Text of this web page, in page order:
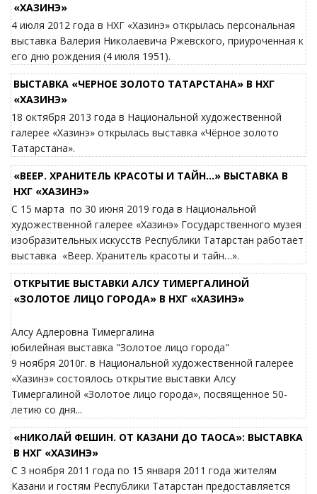
«ХАЗИНЭ»
4 июля 2012 года в НХГ «Хазинэ» открылась персональная
выставка Валерия Николаевича Ржевского, приуроченная к
его дню рождения (4 июля 1951).
ВЫСТАВКА «ЧЕРНОЕ ЗОЛОТО ТАТАРСТАНА» В НХГ
«ХАЗИНЭ»
18 октября 2013 года в Национальной художественной
галерее «Хазинэ» открылась выставка «Чёрное золото
Татарстана».
«ВЕЕР. ХРАНИТЕЛЬ КРАСОТЫ И ТАЙН…» ВЫСТАВКА В
НХГ «ХАЗИНЭ»
С 15 марта по 30 июня 2019 года в Национальной
художественной галерее «Хазинэ» Государственного музея
изобразительных искусств Республики Татарстан работает
выставка «Веер. Хранитель красоты и тайн…».
ОТКРЫТИЕ ВЫСТАВКИ АЛСУ ТИМЕРГАЛИНОЙ
«ЗОЛОТОЕ ЛИЦО ГОРОДА» В НХГ «ХАЗИНЭ»
Алсу Адлеровна Тимергалина
юбилейная выставка "Золотое лицо города"
9 ноября 2010г. в Национальной художественной галерее
«Хазинэ» состоялось открытие выставки Алсу
Тимергалиной «Золотое лицо города», посвященное 50-
летию со дня...
«НИКОЛАЙ ФЕШИН. ОТ КАЗАНИ ДО ТАОСА»: ВЫСТАВКА
В НХГ «ХАЗИНЭ»
C 3 ноября 2011 года по 15 января 2011 года жителям
Казани и гостям Республики Татарстан предоставляется